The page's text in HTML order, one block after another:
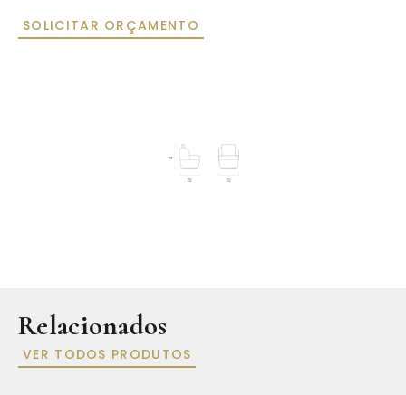
SOLICITAR ORÇAMENTO
Relacionados
VER TODOS PRODUTOS